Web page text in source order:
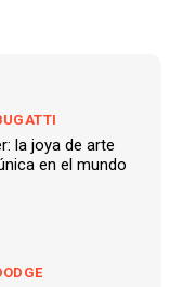
la joya de arte
en el mundo